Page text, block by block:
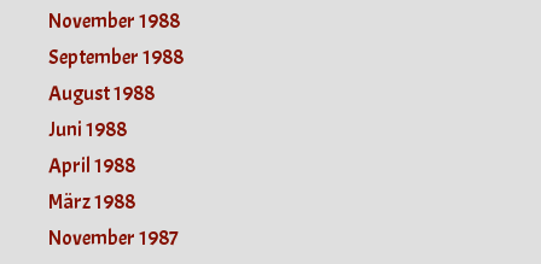
November 1988
September 1988
August 1988
Juni 1988
April 1988
März 1988
November 1987